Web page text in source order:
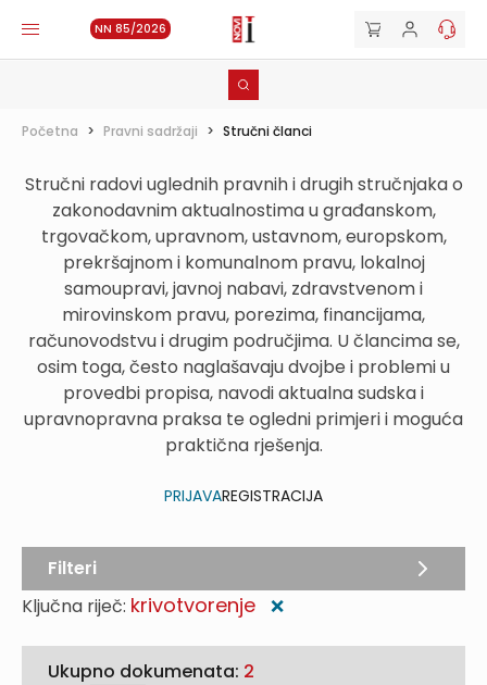
NN 85/2026
Početna > Pravni sadržaji > Stručni članci
Stručni radovi uglednih pravnih i drugih stručnjaka o
zakonodavnim aktualnostima u građanskom,
trgovačkom, upravnom, ustavnom, europskom,
prekršajnom i komunalnom pravu, lokalnoj
samoupravi, javnoj nabavi, zdravstvenom i
mirovinskom pravu, porezima, financijama,
računovodstvu i drugim područjima. U člancima se,
osim toga, često naglašavaju dvojbe i problemi u
provedbi propisa, navodi aktualna sudska i
upravnopravna praksa te ogledni primjeri i moguća
praktična rješenja.
PRIJAVAREGISTRACIJA
Ključna riječ: krivotvorenje ❌
Ukupno dokumenata: 2
Filteri